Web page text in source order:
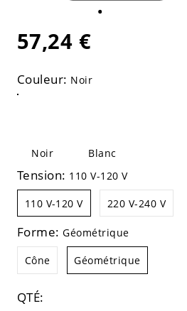
57,24 €
Couleur: Noir
Noir Blanc
Tension: 110 V-120 V
110 V-120 V 220 V-240 V
Forme:Géométrique
Cône Géométrique
QTÉ: